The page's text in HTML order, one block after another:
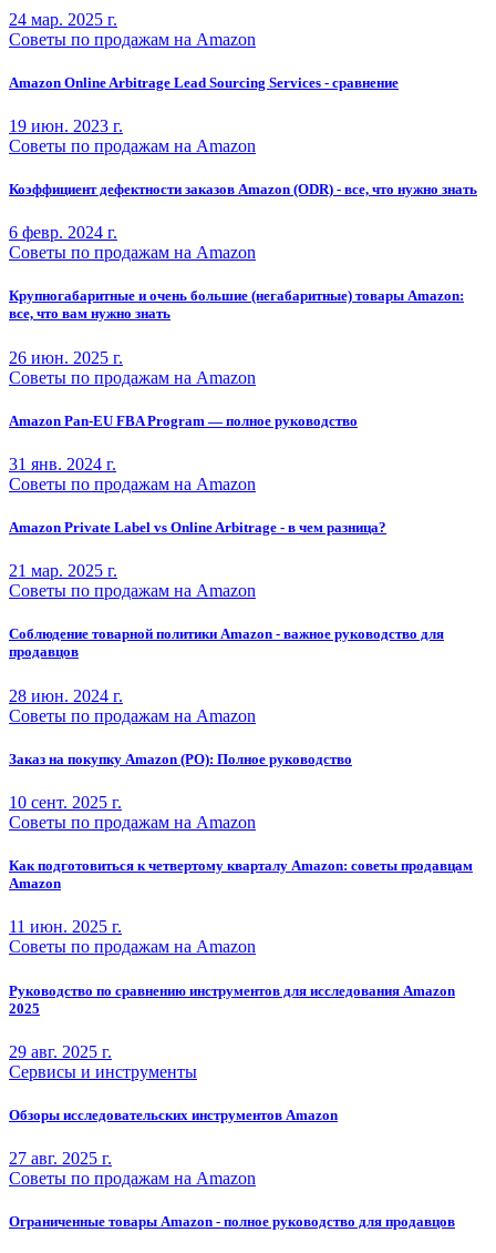
24 мар. 2025 г.
Советы по продажам на Amazon
Amazon Online Arbitrage Lead Sourcing Services - сравнение
19 июн. 2023 г.
Советы по продажам на Amazon
Коэффициент дефектности заказов Amazon (ODR) - все, что нужно знать
6 февр. 2024 г.
Советы по продажам на Amazon
Крупногабаритные и очень большие (негабаритные) товары Amazon:
все, что вам нужно знать
26 июн. 2025 г.
Советы по продажам на Amazon
Amazon Pan-EU FBA Program — полное руководство
31 янв. 2024 г.
Советы по продажам на Amazon
Amazon Private Label vs Online Arbitrage - в чем разница?
21 мар. 2025 г.
Советы по продажам на Amazon
Соблюдение товарной политики Amazon - важное руководство для
продавцов
28 июн. 2024 г.
Советы по продажам на Amazon
Заказ на покупку Amazon (PO): Полное руководство
10 сент. 2025 г.
Советы по продажам на Amazon
Как подготовиться к четвертому кварталу Amazon: советы продавцам
Amazon
11 июн. 2025 г.
Советы по продажам на Amazon
Руководство по сравнению инструментов для исследования Amazon
2025
29 авг. 2025 г.
Сервисы и инструменты
Обзоры исследовательских инструментов Amazon
27 авг. 2025 г.
Советы по продажам на Amazon
Ограниченные товары Amazon - полное руководство для продавцов